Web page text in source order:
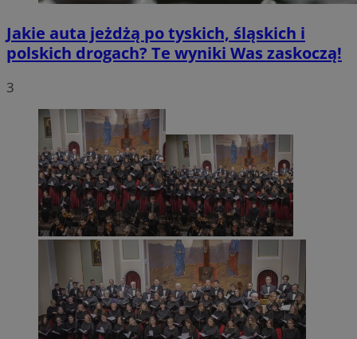
Jakie auta jeżdżą po tyskich, śląskich i
polskich drogach? Te wyniki Was zaskoczą!
3